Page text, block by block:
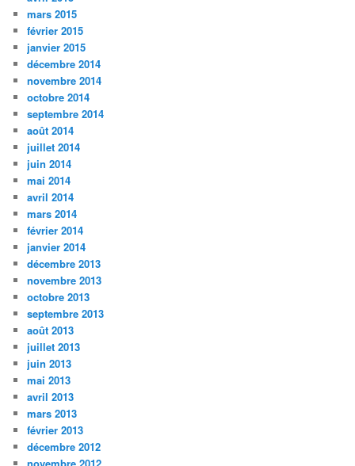
mars 2015
février 2015
janvier 2015
décembre 2014
novembre 2014
octobre 2014
septembre 2014
août 2014
juillet 2014
juin 2014
mai 2014
avril 2014
mars 2014
février 2014
janvier 2014
décembre 2013
novembre 2013
octobre 2013
septembre 2013
août 2013
juillet 2013
juin 2013
mai 2013
avril 2013
mars 2013
février 2013
décembre 2012